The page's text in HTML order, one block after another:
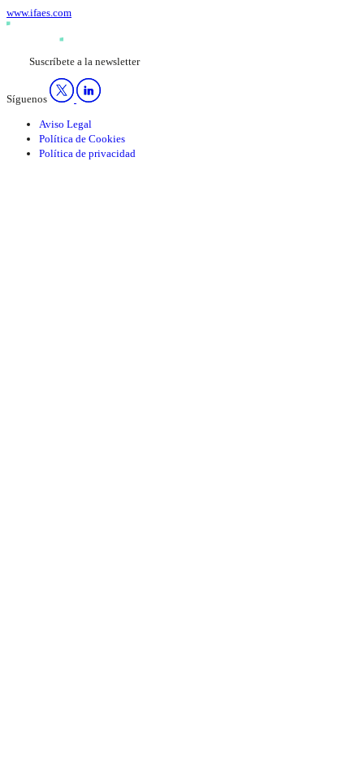
www.ifaes.com
Suscríbete a la newsletter
Síguenos
Aviso Legal
Política de Cookies
Política de privacidad